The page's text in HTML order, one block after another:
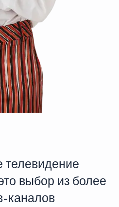
телевидение
выбор из более
каналов